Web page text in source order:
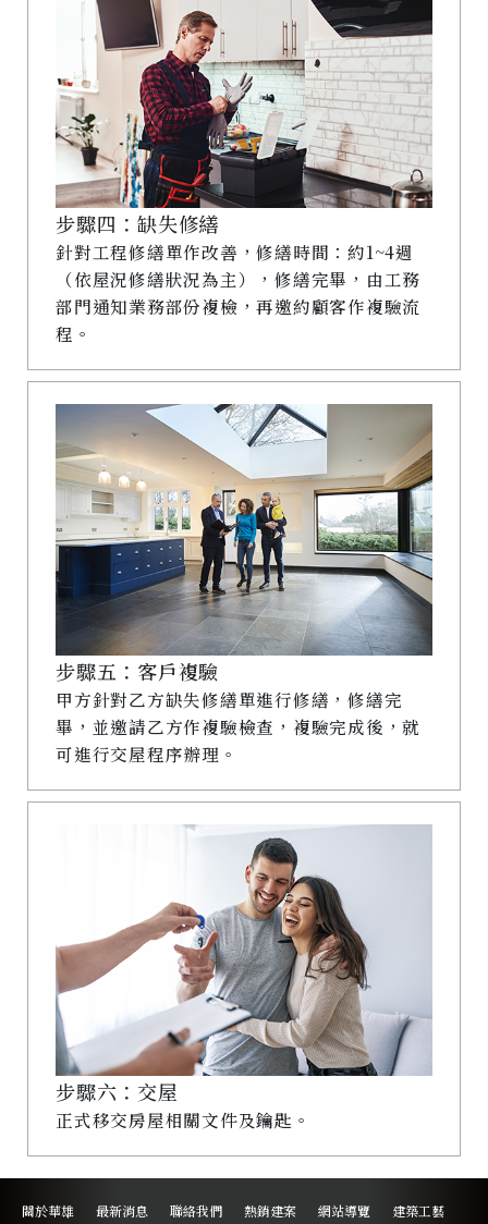
步驟四：缺失修繕
針對工程修繕單作改善，修繕時間：約1~4週
（依屋況修繕狀況為主），修繕完畢，由工務
部門通知業務部份複檢，再邀約顧客作複驗流
程。
步驟五：客戶複驗
甲方針對乙方缺失修繕單進行修繕，修繕完
畢，並邀請乙方作複驗檢查，複驗完成後，就
可進行交屋程序辦理。
步驟六：交屋
正式移交房屋相關文件及鑰匙。
關於華雄 最新消息 聯絡我們 熱銷建案 網站導覽 建築工藝